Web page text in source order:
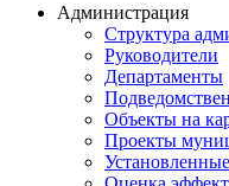
Администрация
Структура
Руководители
Департаменты
Объекты на
Проекты